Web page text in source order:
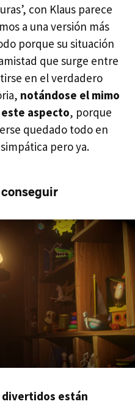
con Klaus parece
a una versión más
porque su situación
que surge entre
en el verdadero
notándose el mimo
este aspecto, porque
quedado todo en
pero ya.
divertidos están